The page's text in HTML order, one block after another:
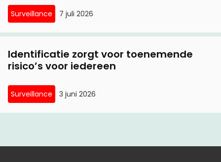
Surveillance 7 juli 2026
Identificatie zorgt voor toenemende
risico’s voor iedereen
Surveillance 3 juni 2026